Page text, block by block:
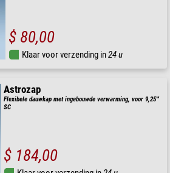
$ 80,00
Klaar voor verzending in24 u
Astrozap
Flexibele dauwkap met ingebouwde verwarming, voor 9,25"'
SC
$ 184,00